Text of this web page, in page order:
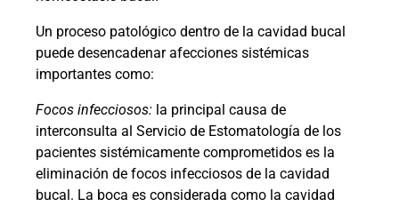
Un proceso patológico dentro de la cavidad bucal
puede desencadenar afecciones sistémicas
importantes como:
Focos infecciosos: la principal causa de
interconsulta al Servicio de Estomatología de los
pacientes sistémicamente comprometidos es la
eliminación de focos infecciosos de la cavidad
bucal. La boca es considerada como la cavidad